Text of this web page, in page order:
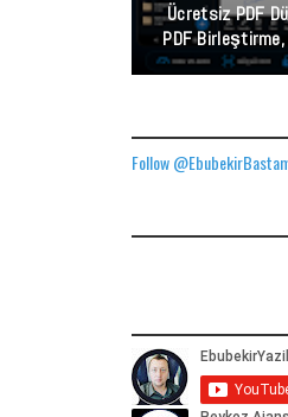
Ücretsiz PDF
PDF Birleştirme,
Follow